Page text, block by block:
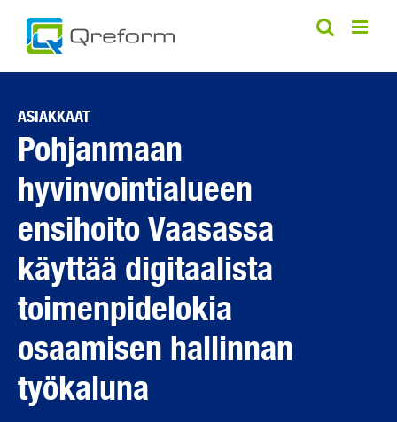
content
ASIAKKAAT
Pohjanmaan
hyvinvointialueen
ensihoito Vaasassa
käyttää digitaalista
toimenpidelokia
osaamisen hallinnan
työkaluna